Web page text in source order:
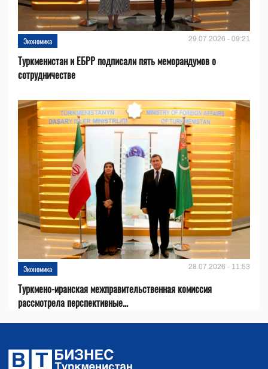
Экономика 29.07.2026 - 09:21
Туркменистан и ЕБРР подписали пять меморандумов о
сотрудничестве
Экономика 28.07.2026 - 11:53
Туркмено-иранская межправительственная комиссия
рассмотрела перспективные...